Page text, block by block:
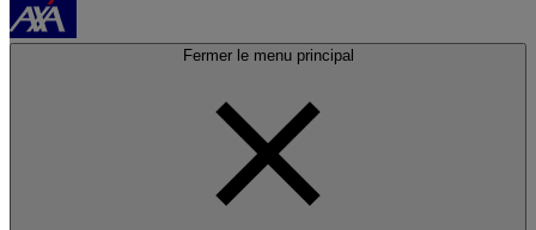
Fermer le menu principal